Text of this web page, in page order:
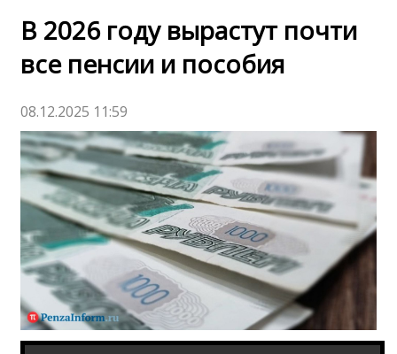
В 2026 году вырастут почти
все пенсии и пособия
08.12.2025 11:59